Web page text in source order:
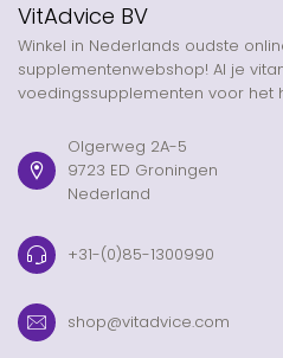
VitAdvice BV
Winkel in Nederlands oudste
supplementenwebshop! Al je
voedingssupplementen voor het
Olgerweg 2A-5
9723 ED Groningen
Nederland
+31-(0)85-1300990
shop@vitadvice.com